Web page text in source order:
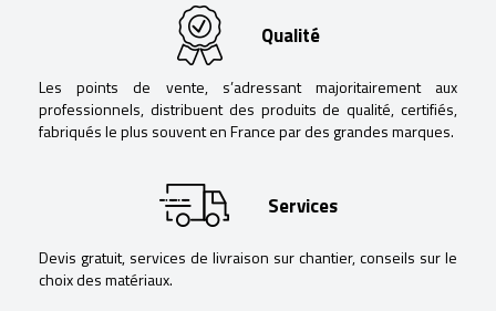
Qualité
Les points de vente, s’adressant majoritairement aux
professionnels, distribuent des produits de qualité, certifiés,
fabriqués le plus souvent en France par des grandes marques.
Services
Devis gratuit, services de livraison sur chantier, conseils sur le
choix des matériaux.